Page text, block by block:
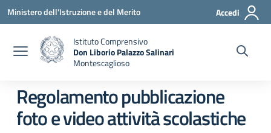
Vai ai contenuti
Vai al menu di navigazione
Vai al footer
Ministero dell'Istruzione e del Merito Accedi
Istituto Comprensivo
Don Liborio Palazzo Salinari
Montescaglioso
Regolamento pubblicazione
foto e video attività scolastiche